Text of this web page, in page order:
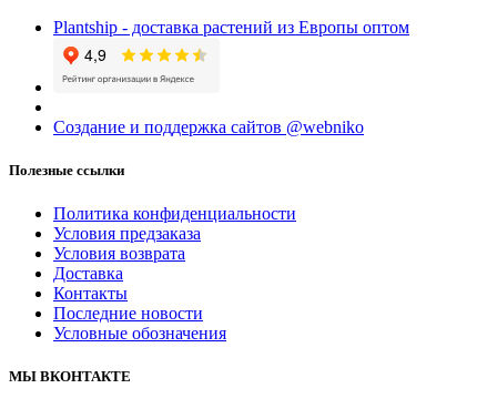
Plantship - доставка растений из Европы оптом
Создание и поддержка сайтов @webniko
Полезные ссылки
Политика конфиденциальности
Условия предзаказа
Условия возврата
Доставка
Контакты
Последние новости
Условные обозначения
МЫ ВКОНТАКТЕ